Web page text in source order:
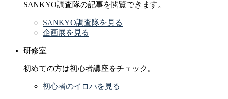
SANKYO調査隊の記事を閲覧できます。
SANKYO調査隊を見る
企画展を見る
研修室
初めての方は初心者講座をチェック。
初心者のイロハを見る